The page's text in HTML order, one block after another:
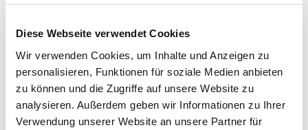
Diese Webseite verwendet Cookies
Wir verwenden Cookies, um Inhalte und Anzeigen zu
personalisieren, Funktionen für soziale Medien anbieten
zu können und die Zugriffe auf unsere Website zu
analysieren. Außerdem geben wir Informationen zu Ihrer
Verwendung unserer Website an unsere Partner für
MA LIGHTING GRANDMA2 ON PC TOUR PACK COMMAND WING
IN DEN WARENKORB